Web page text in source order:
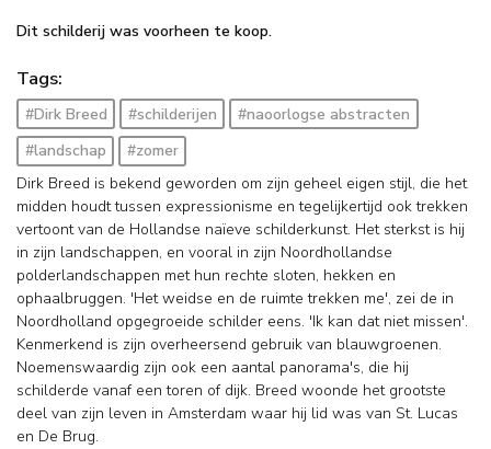
Dit schilderij was voorheen te koop.
Tags:
#Dirk Breed #schilderijen
#naoorlogse abstracten
#landschap
#zomer
Dirk Breed is bekend geworden om zijn geheel eigen stijl, die het
midden houdt tussen expressionisme en tegelijkertijd ook trekken
vertoont van de Hollandse naïeve schilderkunst. Het sterkst is hij
in zijn landschappen, en vooral in zijn Noordhollandse
polderlandschappen met hun rechte sloten, hekken en
ophaalbruggen. 'Het weidse en de ruimte trekken me', zei de in
Noordholland opgegroeide schilder eens. 'Ik kan dat niet missen'.
Kenmerkend is zijn overheersend gebruik van blauwgroenen.
Noemenswaardig zijn ook een aantal panorama's, die hij
schilderde vanaf een toren of dijk. Breed woonde het grootste
deel van zijn leven in Amsterdam waar hij lid was van St. Lucas
en De Brug.